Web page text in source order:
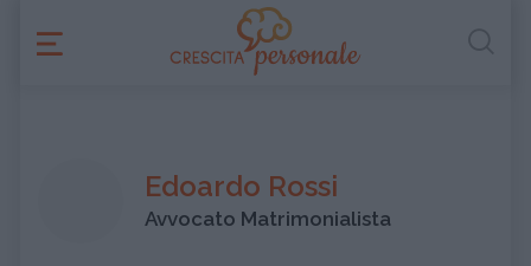
Edoardo Rossi
Avvocato Matrimonialista